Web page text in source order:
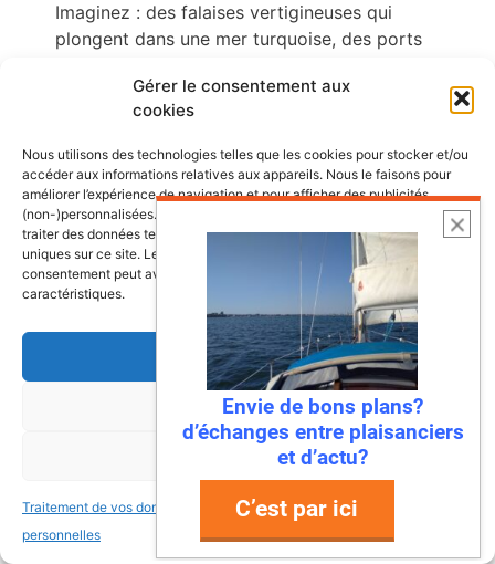
Gérer le consentement aux
cookies
Nous utilisons des technologies telles que les cookies pour stocker et/ou
accéder aux informations relatives aux appareils. Nous le faisons pour
améliorer l’expérience de navigation et pour afficher des publicités
(non-)personnalisées. Consentir à ces technologies nous autorisera à
traiter des données telles que le comportement de navigation ou les ID
uniques sur ce site. Le fait de ne pas consentir ou de retirer son
consentement peut avoir un effet négatif sur certaines fonctonnalités et
caractéristiques.
Accepter
Refuser
Voir les préférences
Traitement de vos données
personnelles
Traitement de vos données
personnelles
Imaginez : des falaises vertigineuses qui
plongent dans une mer turquoise, des ports
encore salées par …
Lire l’article
Mandelieu-La Napoule : la première
ville à dire « stop » aux déchets en
Envie de bons plans?
d’échanges entre plaisanciers
et d’actu?
C’est par ici